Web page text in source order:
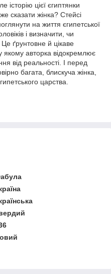
цієї єгиптянки
сказати жінка? Стейсі
на життя єгипетської
і визначити, чи
ґрунтовне й цікаве
якому авторка відокремлює
від реальності. І перед
багата, блискуча жінка,
царства.